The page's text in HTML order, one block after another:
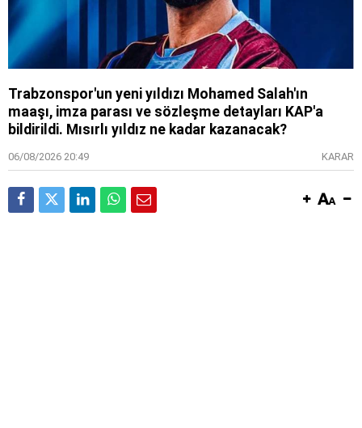
Trabzonspor'un yeni yıldızı Mohamed Salah'ın
maaşı, imza parası ve sözleşme detayları KAP'a
bildirildi. Mısırlı yıldız ne kadar kazanacak?
06/08/2026 20:49 KARAR